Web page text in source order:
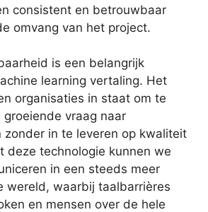
consistent en betrouwbaar
omvang van het project.
is een belangrijk
learning vertaling. Het
organisaties in staat om te
vraag naar
in te leveren op kwaliteit
deze technologie kunnen we
in een steeds meer
wereld, waarbij taalbarrières
en mensen over de hele